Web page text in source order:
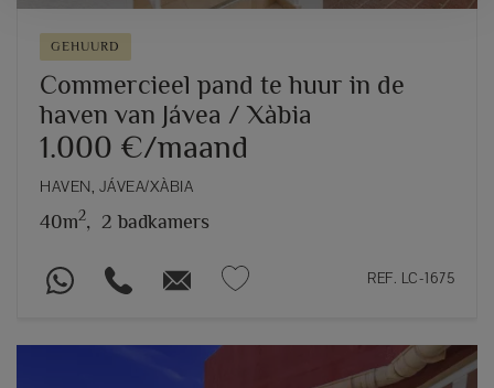
GEHUURD
Commercieel pand te huur in de
haven van Jávea / Xàbia
1.000 €/maand
HAVEN, JÁVEA/XÀBIA
40m2, 2 badkamers
REF. LC-1675